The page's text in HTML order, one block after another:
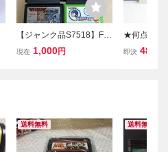
【ジャンク品S7518】FC
ファミコン ソフト カセッ
現在 1,000円
★何点でも
★ ⑨ 高橋名
即決 480
送料無料 送料無料